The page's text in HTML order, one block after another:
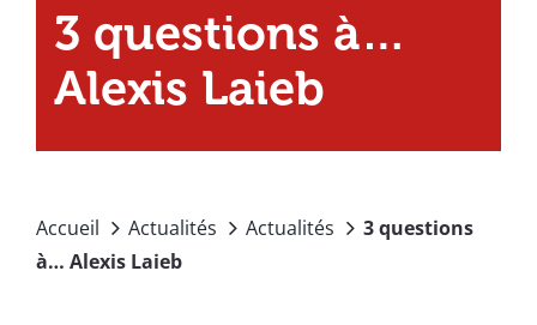
3 questions à…
Alexis Laieb
Accueil Actualités Actualités
3 questions
à… Alexis Laieb